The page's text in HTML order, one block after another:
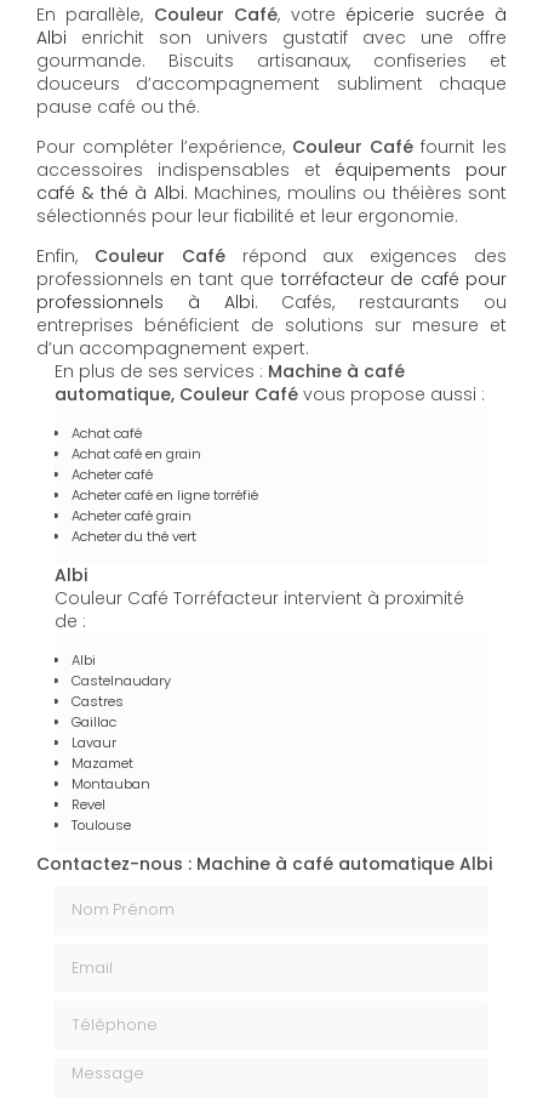
En parallèle, Couleur Café, votre épicerie sucrée à
Albi enrichit son univers gustatif avec une offre
gourmande. Biscuits artisanaux, confiseries et
douceurs d’accompagnement subliment chaque
pause café ou thé.
Pour compléter l’expérience, Couleur Café fournit les
accessoires indispensables et équipements pour
café & thé à Albi. Machines, moulins ou théières sont
sélectionnés pour leur fiabilité et leur ergonomie.
Enfin, Couleur Caférépond aux exigences des
professionnels en tant que torréfacteur de café pour
professionnels à Albi. Cafés, restaurants ou
entreprises bénéficient de solutions sur mesure et
d’un accompagnement expert.
En plus de ses services : Machine à café
automatique, Couleur Café vous propose aussi :
Achat café
Achat café en grain
Acheter café
Acheter café en ligne torréfié
Acheter café grain
Acheter du thé vert
Albi
Couleur Café Torréfacteur intervient à proximité
de :
Albi
Castelnaudary
Castres
Gaillac
Lavaur
Mazamet
Montauban
Revel
Toulouse
Contactez-nous : Machine à café automatique Albi
Message